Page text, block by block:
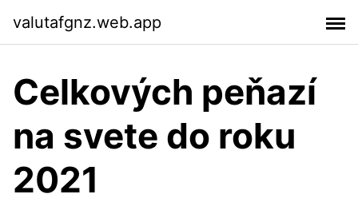
valutafgnz.web.app
Celkových peňazí
na svete do roku
2021